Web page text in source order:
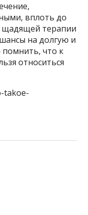
вплоть до
щадящей терапии
на долгую и
что к
относиться
takoe-